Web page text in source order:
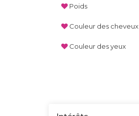
Poids
Couleur des cheveux
Couleur des yeux